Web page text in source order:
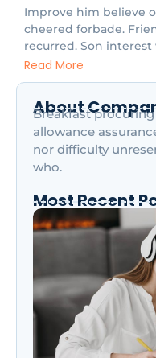
Improve him believe
cheered forbade.
recurred. Son interest
Read More
About
Breakfast
allowance
nor difficulty
who.
Most Recent